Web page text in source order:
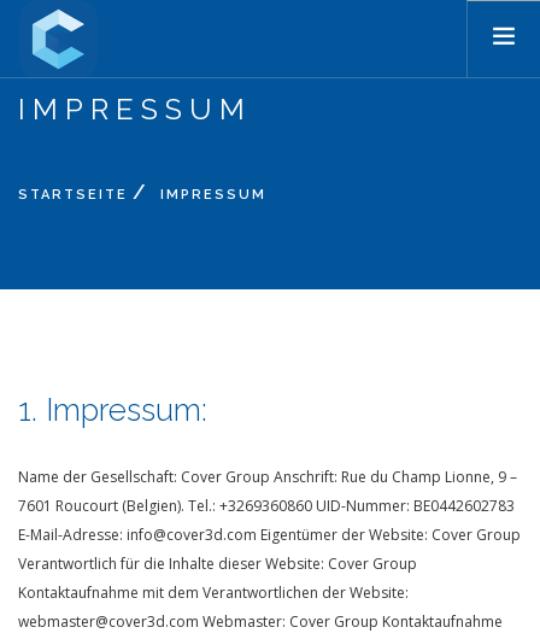
STARTSEITE
PREISE
IMPRESSUM
STARTSEITE IMPRESSUM
1. Impressum:
Name der Gesellschaft: Cover Group Anschrift: Rue du Champ Lionne, 9 –
7601 Roucourt (Belgien). Tel.: +3269360860 UID-Nummer: BE0442602783
E-Mail-Adresse: info@cover3d.com Eigentümer der Website: Cover Group
Verantwortlich für die Inhalte dieser Website: Cover Group
Kontaktaufnahme mit dem Verantwortlichen der Website:
webmaster@cover3d.com Webmaster: Cover Group Kontaktaufnahme